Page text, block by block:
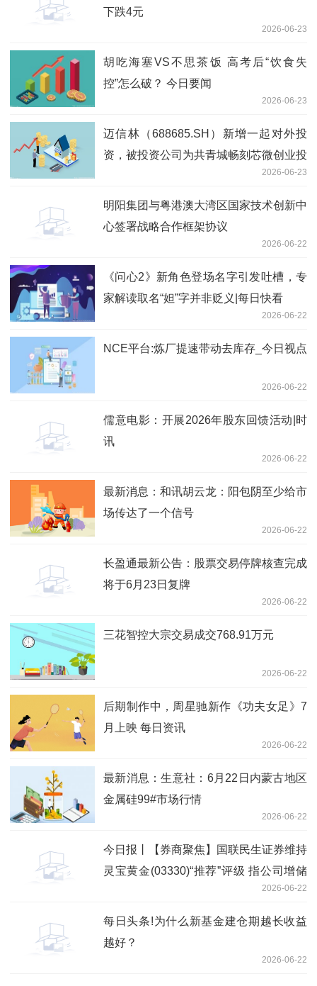
下跌4元
2026-06-23
胡吃海塞VS不思茶饭 高考后“饮食失
控”怎么破？ 今日要闻
2026-06-23
迈信林（688685.SH）新增一起对外投
资，被投资公司为共青城畅刻芯微创业投
2026-06-23
明阳集团与粤港澳大湾区国家技术创新中
心签署战略合作框架协议
2026-06-22
《问心2》新角色登场名字引发吐槽，专
家解读取名“妲”字并非贬义|每日快看
2026-06-22
NCE平台:炼厂提速带动去库存_今日视点
2026-06-22
儒意电影：开展2026年股东回馈活动|时
讯
2026-06-22
最新消息：和讯胡云龙：阳包阴至少给市
场传达了一个信号
2026-06-22
长盈通最新公告：股票交易停牌核查完成
将于6月23日复牌
2026-06-22
三花智控大宗交易成交768.91万元
2026-06-22
后期制作中，周星驰新作《功夫女足》7
月上映 每日资讯
2026-06-22
最新消息：生意社：6月22日内蒙古地区
金属硅99#市场行情
2026-06-22
今日报丨【券商聚焦】国联民生证券维持
灵宝黄金(03330)“推荐”评级 指公司增储
2026-06-22
每日头条!为什么新基金建仓期越长收益
越好？
2026-06-22